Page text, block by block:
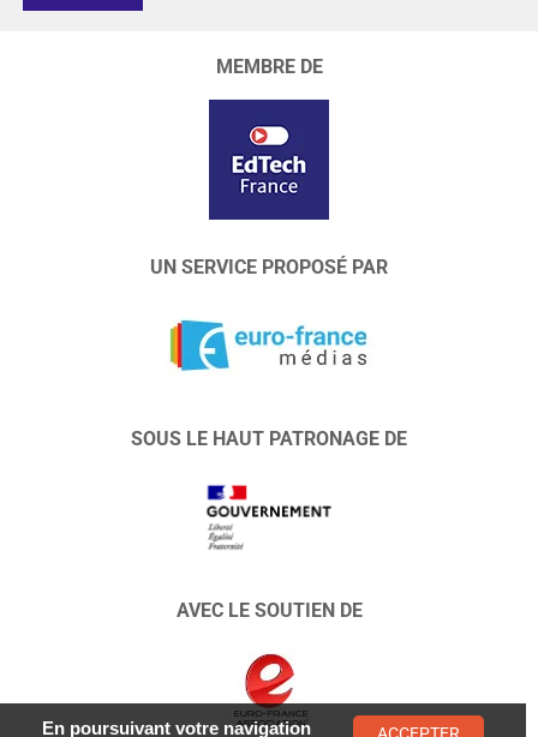
MEMBRE DE
UN SERVICE PROPOSÉ PAR
SOUS LE HAUT PATRONAGE DE
AVEC LE SOUTIEN DE
En poursuivant votre navigation